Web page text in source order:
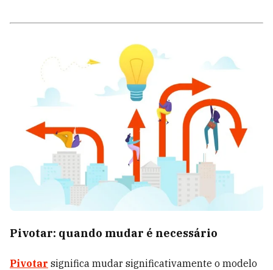
Pivotar: quando mudar é necessário
Pivotar significa mudar significativamente o modelo